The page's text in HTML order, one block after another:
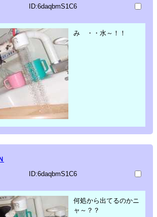
ID:6daqbmS1C6
み ・・水～！！
ID:6daqbmS1C6
何処から出てるのかニ
ャ～？？